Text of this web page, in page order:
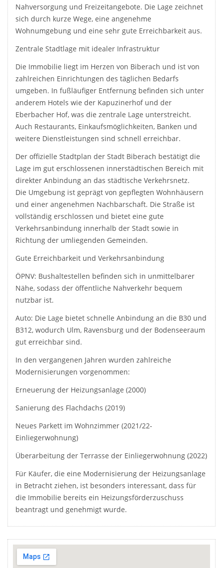
Nahversorgung und Freizeitangebote. Die Lage zeichnet
sich durch kurze Wege, eine angenehme
Wohnumgebung und eine sehr gute Erreichbarkeit aus.
Zentrale Stadtlage mit idealer Infrastruktur
Die Immobilie liegt im Herzen von Biberach und ist von
zahlreichen Einrichtungen des täglichen Bedarfs
umgeben. In fußläufiger Entfernung befinden sich unter
anderem Hotels wie der Kapuzinerhof und der
Eberbacher Hof, was die zentrale Lage unterstreicht.
Auch Restaurants, Einkaufsmöglichkeiten, Banken und
weitere Dienstleistungen sind schnell erreichbar.
Der offizielle Stadtplan der Stadt Biberach bestätigt die
Lage im gut erschlossenen innerstädtischen Bereich mit
direkter Anbindung an das städtische Verkehrsnetz.
Die Umgebung ist geprägt von gepflegten Wohnhäusern
und einer angenehmen Nachbarschaft. Die Straße ist
vollständig erschlossen und bietet eine gute
Verkehrsanbindung innerhalb der Stadt sowie in
Richtung der umliegenden Gemeinden.
Gute Erreichbarkeit und Verkehrsanbindung
ÖPNV: Bushaltestellen befinden sich in unmittelbarer
Nähe, sodass der öffentliche Nahverkehr bequem
nutzbar ist.
Auto: Die Lage bietet schnelle Anbindung an die B30 und
B312, wodurch Ulm, Ravensburg und der Bodenseeraum
gut erreichbar sind.
In den vergangenen Jahren wurden zahlreiche
Modernisierungen vorgenommen:
Erneuerung der Heizungsanlage (2000)
Sanierung des Flachdachs (2019)
Neues Parkett im Wohnzimmer (2021/22-
Einliegerwohnung)
Überarbeitung der Terrasse der Einliegerwohnung (2022)
Für Käufer, die eine Modernisierung der Heizungsanlage
in Betracht ziehen, ist besonders interessant, dass für
die Immobilie bereits ein Heizungsförderzuschuss
beantragt und genehmigt wurde.